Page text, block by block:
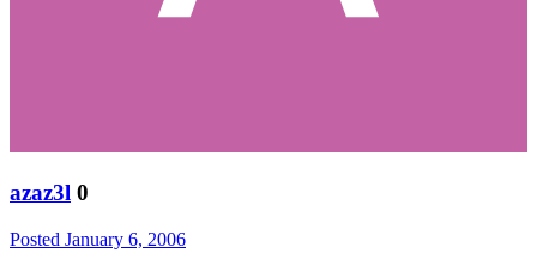
azaz3l 0
Posted January 6, 2006